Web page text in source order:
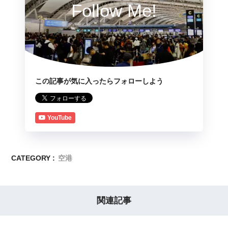
Follow Me!
この記事が気に入ったらフォローしよう
YouTube
CATEGORY : 空港
関連記事